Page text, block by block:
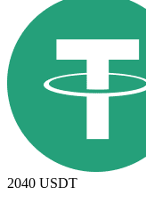
2040 USDT